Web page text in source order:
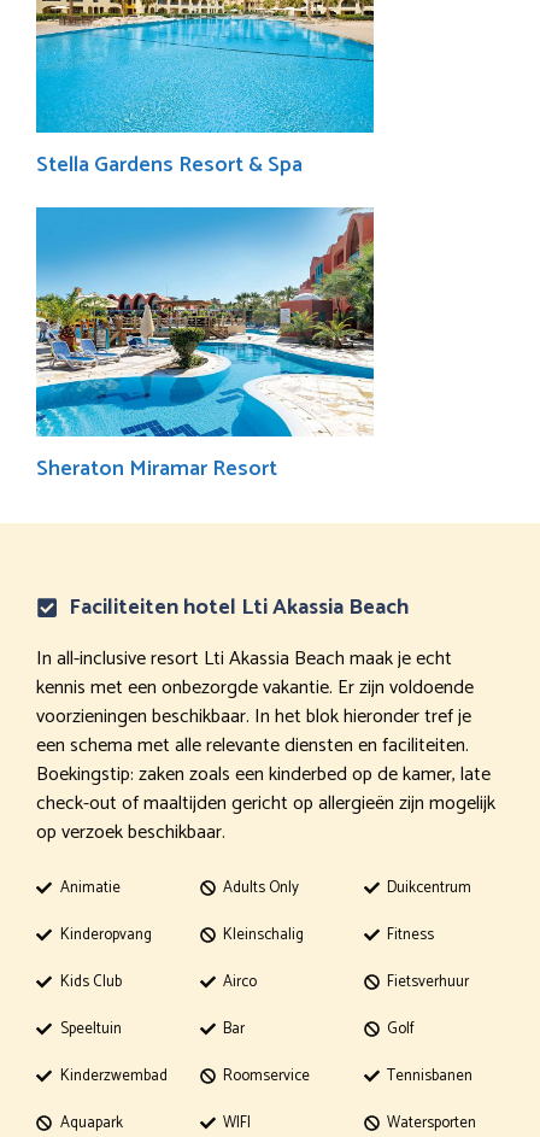
Stella Gardens Resort & Spa
Sheraton Miramar Resort
Faciliteiten hotel Lti Akassia Beach
In all-inclusive resort Lti Akassia Beach maak je echt
kennis met een onbezorgde vakantie. Er zijn voldoende
voorzieningen beschikbaar. In het blok hieronder tref je
een schema met alle relevante diensten en faciliteiten.
Boekingstip: zaken zoals een kinderbed op de kamer, late
check-out of maaltijden gericht op allergieën zijn mogelijk
op verzoek beschikbaar.
Animatie
Kinderopvang
Kids Club
Speeltuin
Kinderzwembad
Aquapark
Adults Only
Kleinschalig
Airco
Bar
Roomservice
WIFI
Duikcentrum
Fitness
Fietsverhuur
Golf
Tennisbanen
Watersporten